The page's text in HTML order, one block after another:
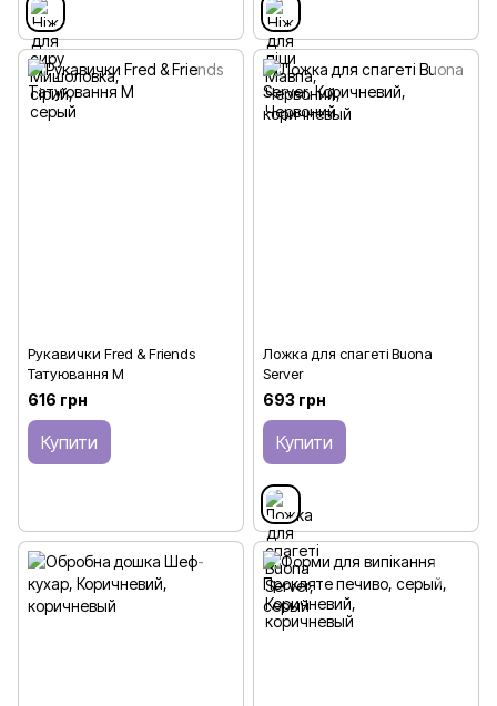
Рукавички Fred & Friends
Татуювання М
616 грн
Купити
Ложка для спагеті Buona
Server
693 грн
Купити